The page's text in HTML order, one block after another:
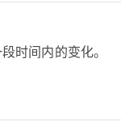
时间内的变化。